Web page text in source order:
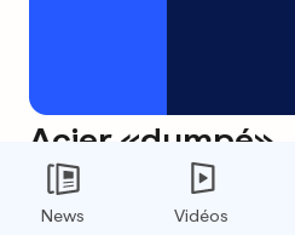
Acier «dumpé»
0
News Vidéos